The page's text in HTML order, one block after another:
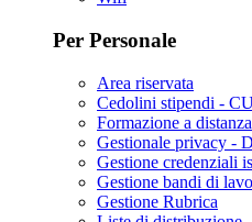
Per Personale
Area riservata
Cedolini stipendi -
Formazione a distanza
Gestionale privacy -
Gestione credenziali
Gestione bandi di
Gestione Rubrica